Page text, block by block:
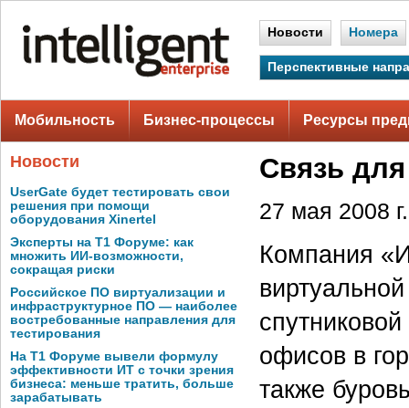
Новости Номера
Перспективные
Мобильность Бизнес-процессы Ресурсы
Новости
UserGate будет тестировать свои
решения при помощи
оборудования Xinertel
Эксперты на Т1 Форуме: как
множить ИИ-возможности,
сокращая риски
Российское ПО виртуализации и
инфраструктурное ПО — наиболее
востребованные направления для
тестирования
На Т1 Форуме вывели формулу
эффективности ИТ с точки зрения
бизнеса: меньше тратить, больше
зарабатывать
Связь
27 мая 2008 г.
Компания
офисов в
также